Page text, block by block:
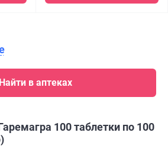
Найти в аптеках
100 таблетки по 100